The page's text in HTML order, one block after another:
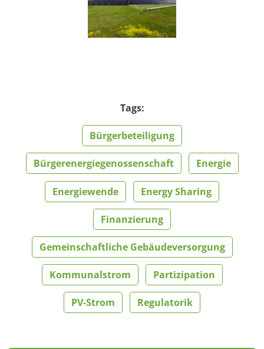
Tags:
Bürgerbeteiligung
Bürgerenergiegenossenschaft Energie
Energiewende Energy Sharing
Finanzierung
Gemeinschaftliche Gebäudeversorgung
Kommunalstrom Partizipation
PV-Strom Regulatorik